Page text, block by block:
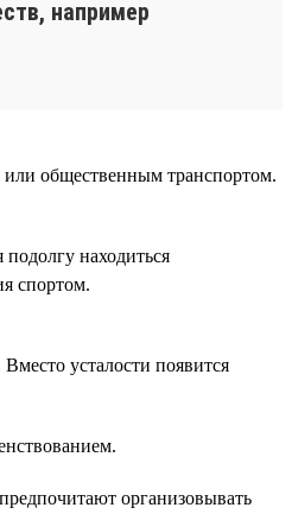
например
или общественным транспортом.
находиться
спортом.
усталости появится
организовывать